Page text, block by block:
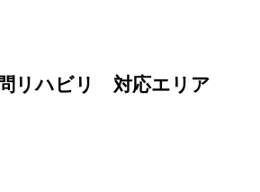
リハビリ 対応エリア